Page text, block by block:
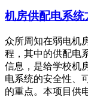
机房供配电系统
众所周知在弱电机
程，其中的供配电
信息，是给学校机
电系统的安全性、
的重点。本项目供